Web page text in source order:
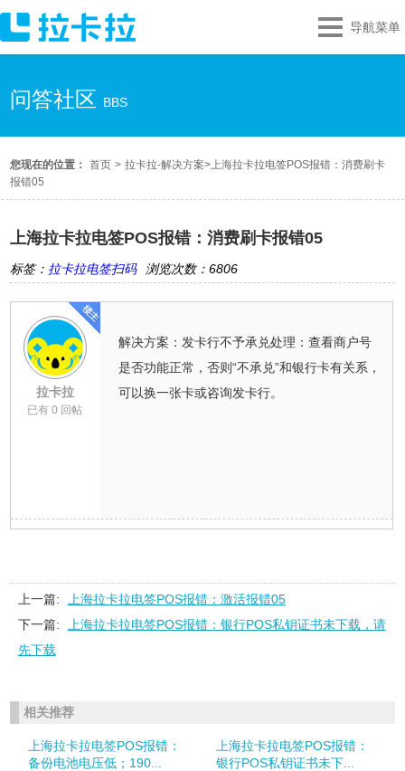
导航菜单
问答社区 BBS
您现在的位置： 首页 > 拉卡拉-解决方案>上海拉卡拉电签POS报错：消费刷卡
报错05
上海拉卡拉电签POS报错：消费刷卡报错05
标签： 拉卡拉电签扫码 浏览次数：6806
拉卡拉
已有 0 回帖
解决方案：发卡行不予承兑处理：查看商户号
是否功能正常，否则“不承兑”和银行卡有关系，
可以换一张卡或咨询发卡行。
上一篇:
上海拉卡拉电签POS报错：激活报错05
下一篇:
上海拉卡拉电签POS报错：银行POS私钥证书未下载，请
先下载
相关推荐
上海拉卡拉电签POS报错：
备份电池电压低；190...
上海拉卡拉电签POS报错：
银行POS私钥证书未下...